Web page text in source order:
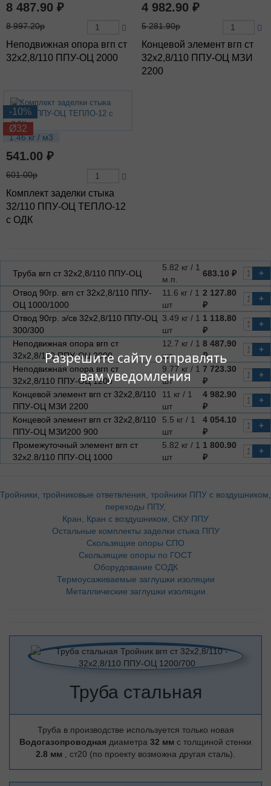
Разрешите сайту отправлять
вам уведомления
8 487.90 ₽
8 997.20р
Неподвижная опора вгп ст
32х2,8/110 ППУ-ОЦ 2000
4 982.90 ₽
5 281.90р
Концевой элемент вгп ст
32х2,8/110 ППУ-ОЦ МЗИ
2200
-10%
Ø32
1.46 кг / м3
541.00 ₽
601.00р
Комплект заделки стыка
32/110 ППУ-ОЦ ТЕПЛО-12
с ОДК
Труба вгп ст 32х2,8/110 ППУ-ОЦ
5.82 кг / 1
м.п.
683.10 ₽
+
Отвод 90гр. вгп ст 32х2,8/110 ППУ-
ОЦ 1000/1000
11.6 кг / 1
шт
2 127.80
₽
+
Отвод 90гр. э/св 32х2,8/110 ППУ-ОЦ
300/300
3.49 кг / 1
шт
1 118.80
₽
+
Неподвижная опора вгп ст
32х2,8/110 ППУ-ОЦ 2000
12.7 кг / 1
шт
8 487.90
₽
+
Неподвижная опора вгп ст
32х2,8/110 ППУ-ОЦ 1200
9.77 кг / 1
шт
7 723.30
₽
+
Концевой элемент вгп ст 32х2,8/110
ППУ-ОЦ МЗИ 2200
11 кг / 1
шт
4 982.90
₽
+
Концевой элемент вгп ст 32х2,8/110
ППУ-ОЦ МЗИ200 900
5.5 кг / 1
шт
4 054.10
₽
+
Промежуточный элемент вгп ст
32х2.8/110 ППУ-ОЦ 1000
5.82 кг / 1
шт
1 800.90
₽
+
Тройники, тройниковые ответвления, тройники ППУ с воздушником,
переходы ППУ,
Кран, Кран с воздушником, СКУ ППУ
Остальные комплекты заделки стыка ППУ
Скользящие опоры СПО
Скользящие опоры по ГОСТ
Оборудование СОДК
Термоусаживаемые заглушки изоляции
Металлические заглушки изоляции
Труба стальная
Труба в производстве используется только новая
Водогазопроводная диаметра 32 мм с толщиной стенки
2.8 мм , ст20 (по проекту возможна другая сталь).